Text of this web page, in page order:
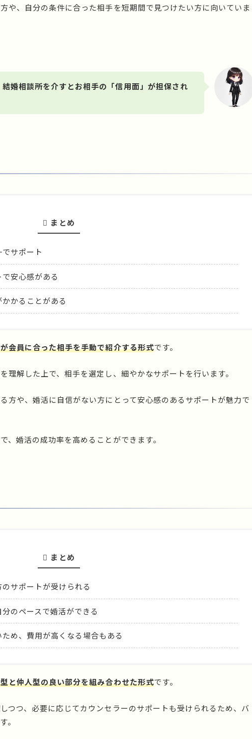
や、自分の条件に合った相手を短期間で見つけたい方に向いていま
婚相談所を介すとお相手の「信用面」が担保され
まとめ
サポート
安心感がある
かることがある
会員に合った相手を手動で紹介する形式です。
理解した上で、相手を選定し、細やかなサポートを行います。
方や、婚活に自信がない方にとって安心感のあるサポートが魅力で
、婚活の成功率を高めることができます。
まとめ
サポートが受けられる
のペースで婚活ができる
め、費用が高くなる場合もある
と仲人型の良い部分を組み合わせた形式です。
つつ、必要に応じてカウンセラーのサポートも受けられるため、バ
。